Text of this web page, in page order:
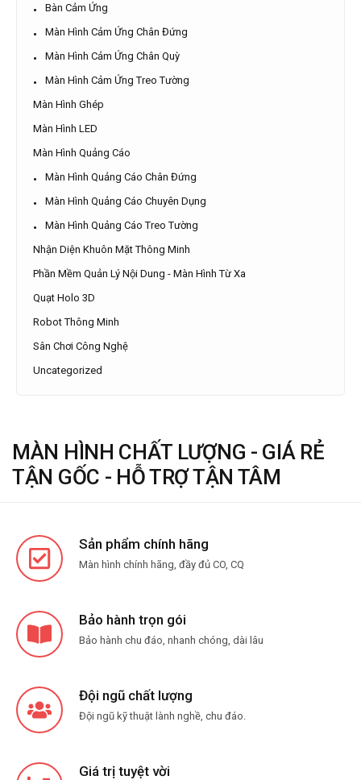
Bàn Cảm Ứng
Màn Hình Cảm Ứng Chân Đứng
Màn Hình Cảm Ứng Chân Quỳ
Màn Hình Cảm Ứng Treo Tường
Màn Hình Ghép
Màn Hình LED
Màn Hình Quảng Cáo
Màn Hình Quảng Cáo Chân Đứng
Màn Hình Quảng Cáo Chuyên Dụng
Màn Hình Quảng Cáo Treo Tường
Nhận Diện Khuôn Mặt Thông Minh
Phần Mềm Quản Lý Nội Dung - Màn Hình Từ Xa
Quạt Holo 3D
Robot Thông Minh
Sân Chơi Công Nghệ
Uncategorized
MÀN HÌNH CHẤT LƯỢNG - GIÁ RẺ
TẬN GỐC - HỖ TRỢ TẬN TÂM
Sản phẩm chính hãng
Màn hình chính hãng, đầy đủ CO, CQ
Bảo hành trọn gói
Bảo hành chu đáo, nhanh chóng, dài lâu
Đội ngũ chất lượng
Đội ngũ kỹ thuật lành nghề, chu đáo.
Giá trị tuyệt vời